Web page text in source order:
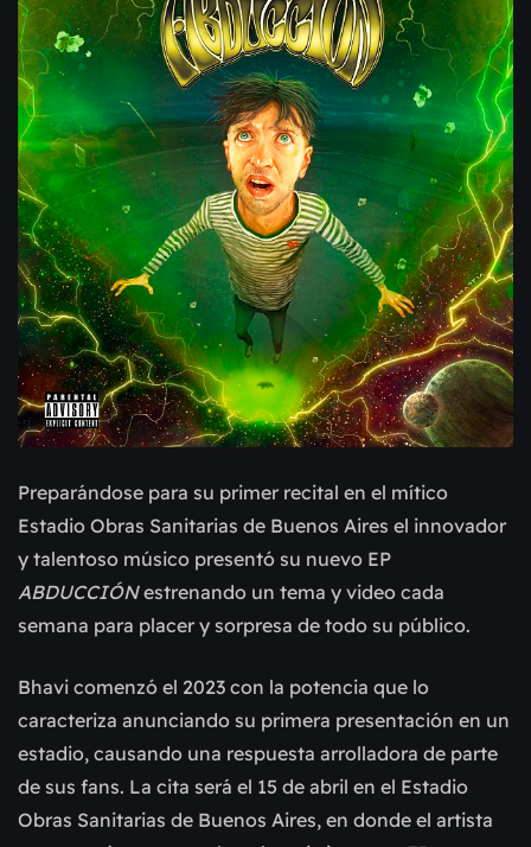
Preparándose para su primer recital en el mítico
Estadio Obras Sanitarias de Buenos Aires el innovador
y talentoso músico presentó su nuevo EP
ABDUCCIÓNestrenando un tema y video cada
semana para placer y sorpresa de todo su público.
Bhavi comenzó el 2023 con la potencia que lo
caracteriza anunciando su primera presentación en un
estadio, causando una respuesta arrolladora de parte
de sus fans. La cita será el 15 de abril en el Estadio
Obras Sanitarias de Buenos Aires, en donde el artista